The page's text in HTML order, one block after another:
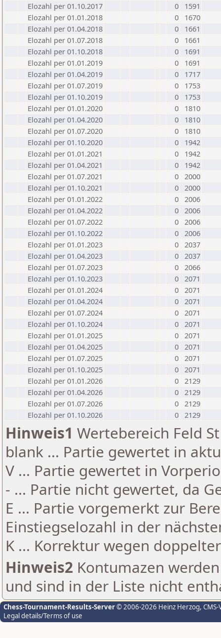
Elozahl per 01.10.2017
0
1591
Elozahl per 01.01.2018
0
1670
Elozahl per 01.04.2018
0
1661
Elozahl per 01.07.2018
0
1661
Elozahl per 01.10.2018
0
1691
Elozahl per 01.01.2019
0
1691
Elozahl per 01.04.2019
0
1717
Elozahl per 01.07.2019
0
1753
Elozahl per 01.10.2019
0
1753
Elozahl per 01.01.2020
0
1810
Elozahl per 01.04.2020
0
1810
Elozahl per 01.07.2020
0
1810
Elozahl per 01.10.2020
0
1942
Elozahl per 01.01.2021
0
1942
Elozahl per 01.04.2021
0
1942
Elozahl per 01.07.2021
0 2000
Elozahl per 01.10.2021
0 2000
Elozahl per 01.01.2022
0 2006
Elozahl per 01.04.2022
0 2006
Elozahl per 01.07.2022
0 2006
Elozahl per 01.10.2022
0 2006
Elozahl per 01.01.2023
0 2037
Elozahl per 01.04.2023
0 2037
Elozahl per 01.07.2023
0 2066
Elozahl per 01.10.2023
0 2071
Elozahl per 01.01.2024
0 2071
Elozahl per 01.04.2024
0 2071
Elozahl per 01.07.2024
0 2071
Elozahl per 01.10.2024
0 2071
Elozahl per 01.01.2025
0 2071
Elozahl per 01.04.2025
0 2071
Elozahl per 01.07.2025
0 2071
Elozahl per 01.10.2025
0 2071
Elozahl per 01.01.2026
0 2129
Elozahl per 01.04.2026
0 2129
Elozahl per 01.07.2026
0 2129
Elozahl per 01.10.2026
0 2129
Hinweis1 Wertebereich Feld
blank ... Partie gewertet in
V ... Partie gewertet in
- ... Partie nicht gewertet, da
E ... Partie vorgemerkt zur
Einstiegselozahl in der
K ... Korrektur wegen
Hinweis2 Kontumazen
und sind in der Liste nicht
Chess-Tournament-Results-Server© 2006-2026 Heinz Herzog,
Legal details/Terms of use